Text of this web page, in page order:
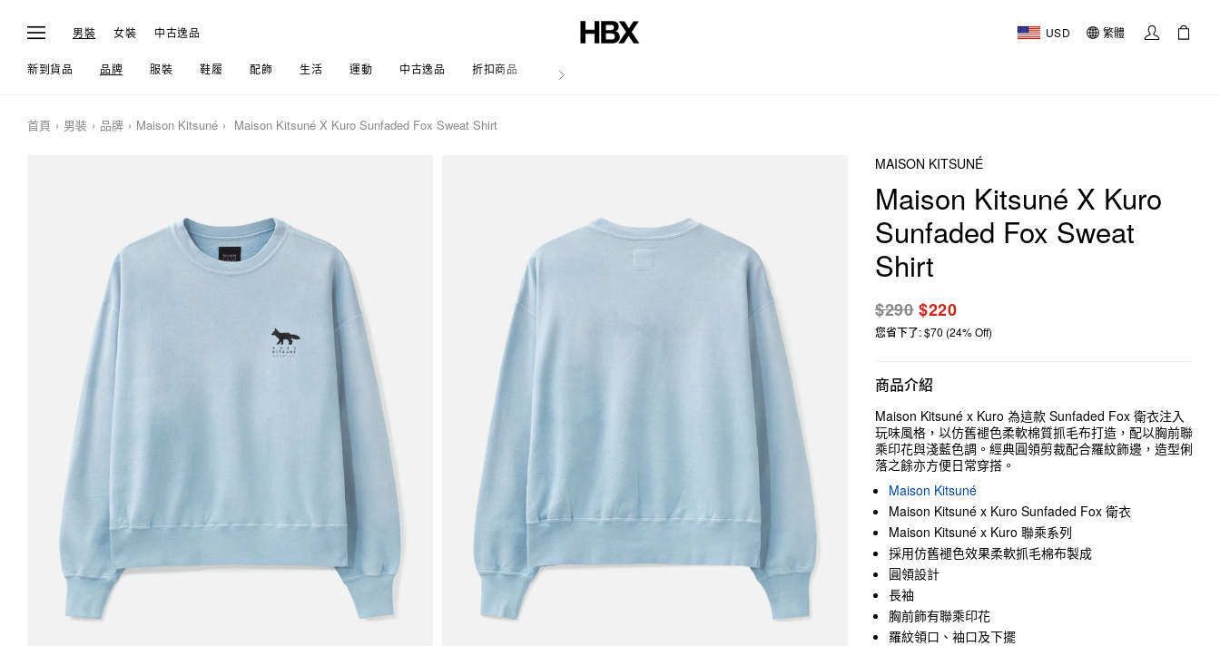
男裝 女裝 中古逸品 USD 繁體
新到貨品 品牌 服裝 鞋履 配飾 生活 運動 中古逸品 折扣商品 文章
首頁 男裝 品牌 Maison Kitsuné Maison Kitsuné X Kuro Sunfaded Fox Sweat Shirt
MAISON KITSUNÉ
Maison Kitsuné X Kuro
Sunfaded Fox Sweat
Shirt
$290$220
您省下了: $70 (24% Off)
商品介紹
Maison Kitsuné x Kuro 為這款 Sunfaded Fox 衛衣注入
玩味風格，以仿舊褪色柔軟棉質抓毛布打造，配以胸前聯
乘印花與淺藍色調。經典圓領剪裁配合羅紋飾邊，造型俐
落之餘亦方便日常穿搭。
Maison Kitsuné
Maison Kitsuné x Kuro Sunfaded Fox 衛衣
Maison Kitsuné x Kuro 聯乘系列
採用仿舊褪色效果柔軟抓毛棉布製成
圓領設計
長袖
胸前飾有聯乘印花
羅紋領口、袖口及下擺